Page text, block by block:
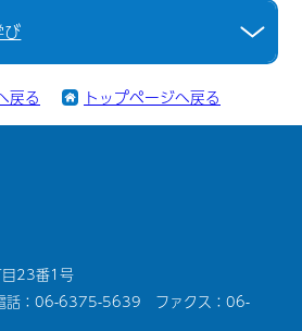
び
戻る トップページへ戻る
目23番1号
話：06-6375-5639 ファクス：06-